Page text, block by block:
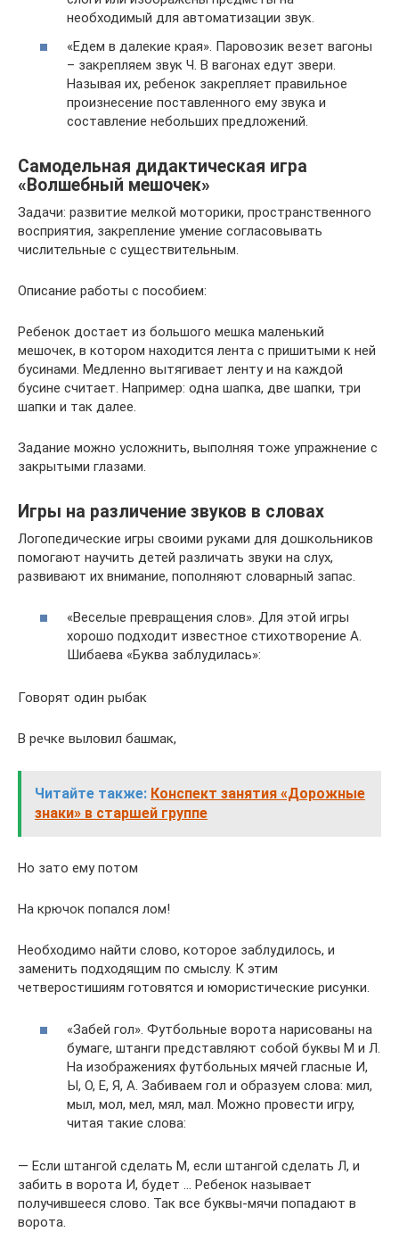
необходимый для автоматизации звук.
«Едем в далекие края». Паровозик везет вагоны
– закрепляем звук Ч. В вагонах едут звери.
Называя их, ребенок закрепляет правильное
произнесение поставленного ему звука и
составление небольших предложений.
Самодельная дидактическая игра
«Волшебный мешочек»
Задачи: развитие мелкой моторики, пространственного
восприятия, закрепление умение согласовывать
числительные с существительным.
Описание работы с пособием:
Ребенок достает из большого мешка маленький
мешочек, в котором находится лента с пришитыми к ней
бусинами. Медленно вытягивает ленту и на каждой
бусине считает. Например: одна шапка, две шапки, три
шапки и так далее.
Задание можно усложнить, выполняя тоже упражнение с
закрытыми глазами.
Игры на различение звуков в словах
Логопедические игры своими руками для дошкольников
помогают научить детей различать звуки на слух,
развивают их внимание, пополняют словарный запас.
«Веселые превращения слов». Для этой игры
хорошо подходит известное стихотворение А.
Шибаева «Буква заблудилась»:
Говорят один рыбак
В речке выловил башмак,
Читайте также: Конспект занятия «Дорожные
знаки» в старшей группе
Но зато ему потом
На крючок попался лом!
Необходимо найти слово, которое заблудилось, и
заменить подходящим по смыслу. К этим
четверостишиям готовятся и юмористические рисунки.
«Забей гол». Футбольные ворота нарисованы на
бумаге, штанги представляют собой буквы М и Л.
На изображениях футбольных мячей гласные И,
Ы, О, Е, Я, А. Забиваем гол и образуем слова: мил,
мыл, мол, мел, мял, мал. Можно провести игру,
читая такие слова:
— Если штангой сделать М, если штангой сделать Л, и
забить в ворота И, будет … Ребенок называет
получившееся слово. Так все буквы-мячи попадают в
ворота.